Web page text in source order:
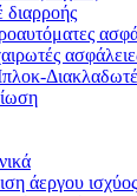
διαρροής
άεργου ισχύος